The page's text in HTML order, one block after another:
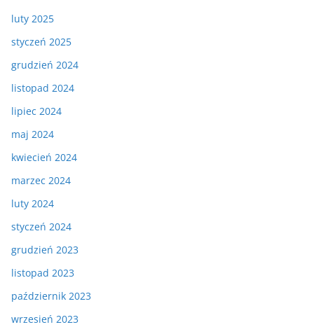
luty 2025
styczeń 2025
grudzień 2024
listopad 2024
lipiec 2024
maj 2024
kwiecień 2024
marzec 2024
luty 2024
styczeń 2024
grudzień 2023
listopad 2023
październik 2023
wrzesień 2023